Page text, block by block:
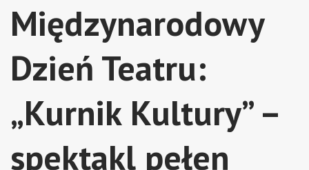
Międzynarodowy
Dzień Teatru:
„Kurnik Kultury” –
spektakl pełen